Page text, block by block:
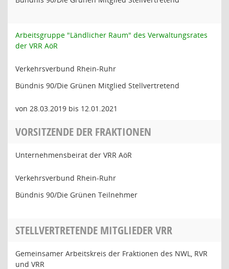
Arbeitsgruppe "Ländlicher Raum" des Verwaltungsrates
der VRR AöR
Verkehrsverbund Rhein-Ruhr
Bündnis 90/Die Grünen Mitglied Stellvertretend
von 28.03.2019 bis 12.01.2021
VORSITZENDE DER FRAKTIONEN
Unternehmensbeirat der VRR AöR
Verkehrsverbund Rhein-Ruhr
Bündnis 90/Die Grünen Teilnehmer
STELLVERTRETENDE MITGLIEDER VRR
Gemeinsamer Arbeitskreis der Fraktionen des NWL, RVR
und VRR